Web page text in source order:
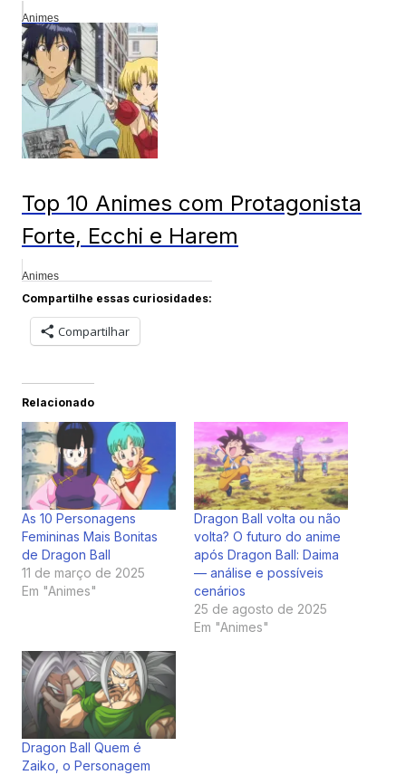
Animes
Top 10 Animes com Protagonista
Forte, Ecchi e Harem
Animes
Compartilhe essas curiosidades:
Compartilhar
Relacionado
As 10 Personagens
Femininas Mais Bonitas
de Dragon Ball
11 de março de 2025
Em "Animes"
Dragon Ball volta ou não
volta? O futuro do anime
após Dragon Ball: Daima
— análise e possíveis
cenários
25 de agosto de 2025
Em "Animes"
Dragon Ball Quem é
Zaiko, o Personagem